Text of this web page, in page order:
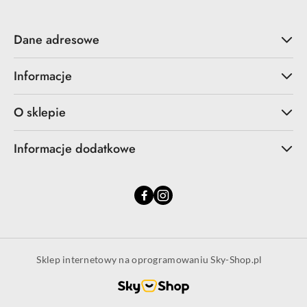
Dane adresowe
Informacje
O sklepie
Informacje dodatkowe
Sklep internetowy na oprogramowaniu Sky-Shop.pl